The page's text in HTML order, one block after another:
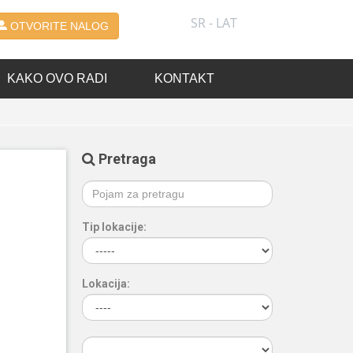
OTVORITE NALOG SR - LAT
KAKO OVO RADI KONTAKT
Pretraga
Tip lokacije:
Lokacija: